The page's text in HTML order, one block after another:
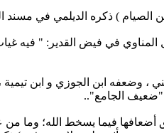
المناوي في فيض القدير: " فيه
، وضعفه ابن الجوزي و
‏‏"ضعيف الجامع"..‏
أضعافها فيما يسخط الله؛